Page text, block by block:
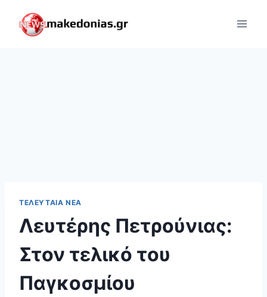
content
ΤΕΛΕΥΤΑΊΑ ΝΈΑ
Λευτέρης Πετρούνιας:
Στον τελικό του
Παγκοσμίου